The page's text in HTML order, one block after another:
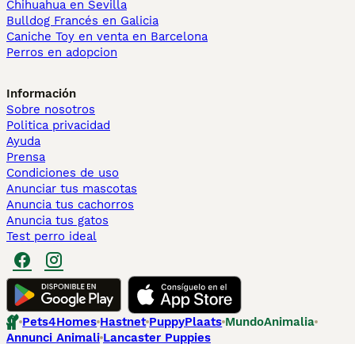
Chihuahua en Sevilla
Bulldog Francés en Galicia
Caniche Toy en venta en Barcelona
Perros en adopcion
Información
Sobre nosotros
Politica privacidad
Ayuda
Prensa
Condiciones de uso
Anunciar tus mascotas
Anuncia tus cachorros
Anuncia tus gatos
Test perro ideal
Pets4Homes Hastnet PuppyPlaats MundoAnimalia
Annunci Animali Lancaster Puppies